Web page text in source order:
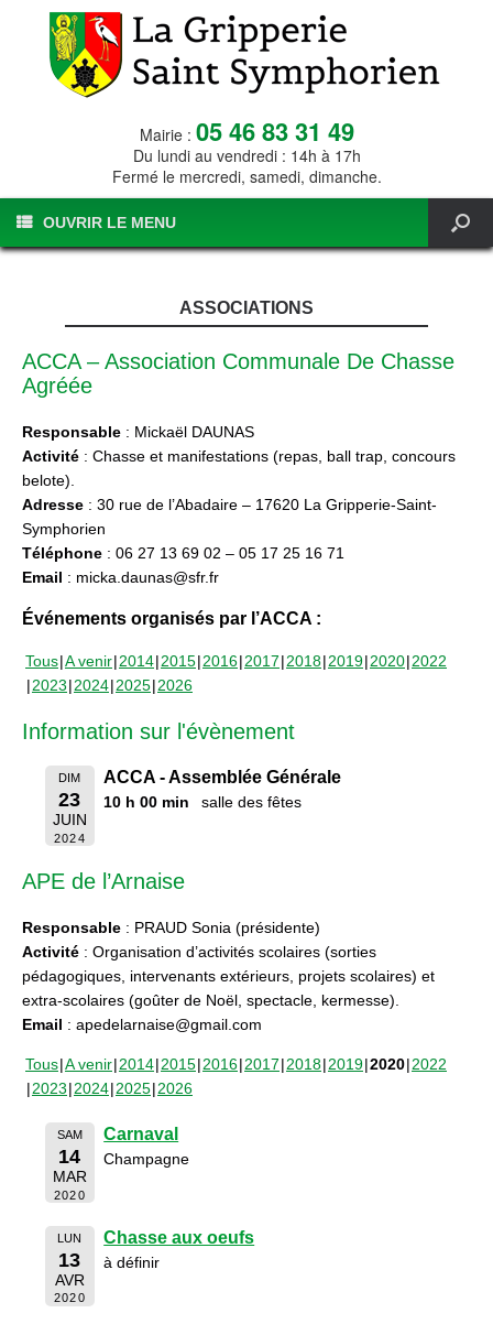
Mairie : 05 46 83 31 49
Du lundi au vendredi : 14h à 17h
Fermé le mercredi, samedi, dimanche.
OUVRIR LE MENU
ASSOCIATIONS
ACCA – Association Communale De Chasse
Agréée
Responsable : Mickaël DAUNAS
Activité : Chasse et manifestations (repas, ball trap, concours
belote).
Adresse : 30 rue de l’Abadaire – 17620 La Gripperie-Saint-
Symphorien
Téléphone : 06 27 13 69 02 – 05 17 25 16 71
Email : micka.daunas@sfr.fr
Événements organisés par l’ACCA :
Tous A venir 2014 2015 2016 2017 2018 2019 2020 2022
2023 2024 2025 2026
Information sur l'évènement
DIM
23
JUIN
2024
ACCA - Assemblée Générale
10 h 00 min salle des fêtes
APE de l’Arnaise
Responsable : PRAUD Sonia (présidente)
Activité : Organisation d’activités scolaires (sorties
pédagogiques, intervenants extérieurs, projets scolaires) et
extra-scolaires (goûter de Noël, spectacle, kermesse).
Email : apedelarnaise@gmail.com
Tous A venir 2014 2015 2016 2017 2018 2019 2020 2022
2023 2024 2025 2026
SAM
14
MAR
2020
Carnaval
Champagne
LUN
13
AVR
2020
Chasse aux oeufs
à définir